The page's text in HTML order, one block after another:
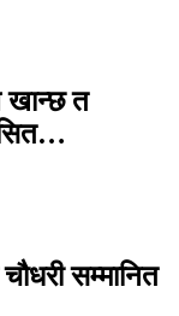
खान्छ त
सम्मानित